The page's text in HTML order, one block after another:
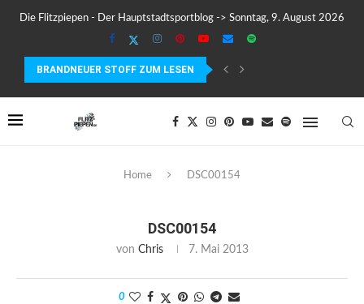
Die Flitzpiepen - Der Hauptstadtsportblog -> Sonntag, 9. August 2026
BRANDNEUER STOFF ZUM LESEN
COROS PACE 4 IM TEST – LEICHT, SCHNELL...
Home DSC00154
DSC00154
von Chris 7. Mai 2013
0